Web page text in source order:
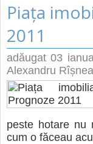
Piața
2011
adăugat03
Alexandru
peste hotare nu
cum o făceau